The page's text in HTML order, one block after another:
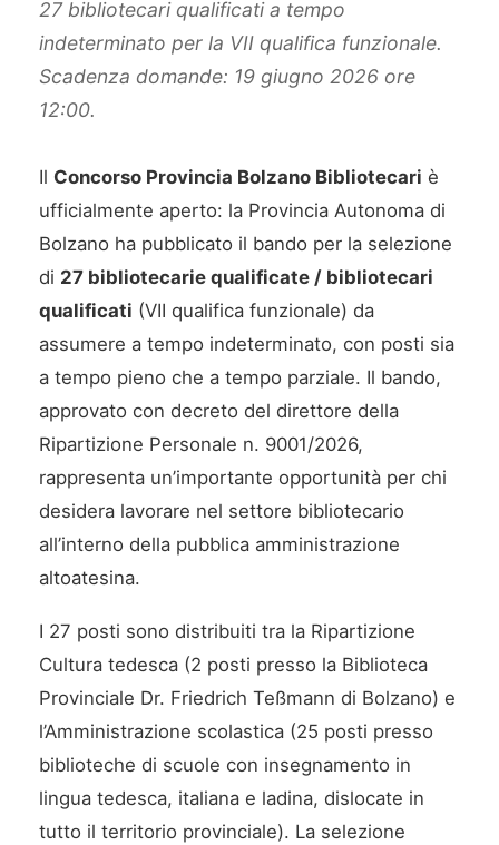
27 bibliotecari qualificati a tempo
indeterminato per la VII qualifica funzionale.
Scadenza domande: 19 giugno 2026 ore
12:00.
Il Concorso Provincia Bolzano Bibliotecari è
ufficialmente aperto: la Provincia Autonoma di
Bolzano ha pubblicato il bando per la selezione
di 27 bibliotecarie qualificate / bibliotecari
qualificati (VII qualifica funzionale) da
assumere a tempo indeterminato, con posti sia
a tempo pieno che a tempo parziale. Il bando,
approvato con decreto del direttore della
Ripartizione Personale n. 9001/2026,
rappresenta un’importante opportunità per chi
desidera lavorare nel settore bibliotecario
all’interno della pubblica amministrazione
altoatesina.
I 27 posti sono distribuiti tra la Ripartizione
Cultura tedesca (2 posti presso la Biblioteca
Provinciale Dr. Friedrich Teßmann di Bolzano) e
l’Amministrazione scolastica (25 posti presso
biblioteche di scuole con insegnamento in
lingua tedesca, italiana e ladina, dislocate in
tutto il territorio provinciale). La selezione